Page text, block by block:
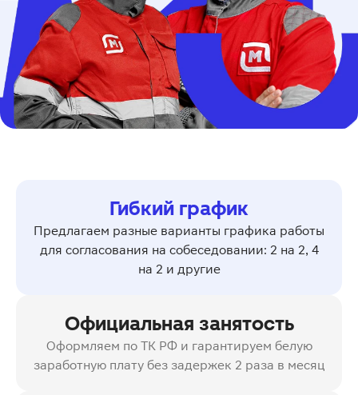
Гибкий график
Предлагаем разные варианты графика работы
для согласования на собеседовании: 2 на 2, 4
на 2 и другие
Официальная занятость
Оформляем по ТК РФ и гарантируем белую
заработную плату без задержек 2 раза в месяц